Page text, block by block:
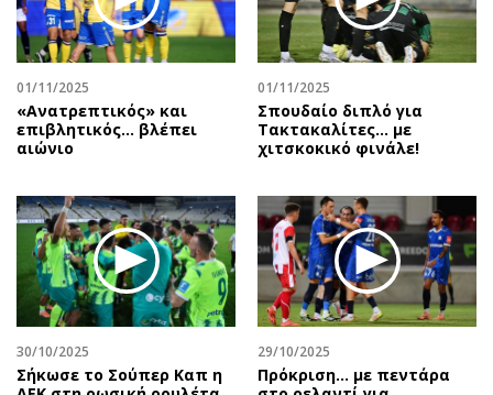
01/11/2025
«Ανατρεπτικός» και
επιβλητικός… βλέπει
αιώνιο
01/11/2025
Σπουδαίο διπλό για
Τακτακαλίτες… με
χιτσκοκικό φινάλε!
30/10/2025
Σήκωσε το Σούπερ Καπ η
29/10/2025
Πρόκριση... με πεντάρα